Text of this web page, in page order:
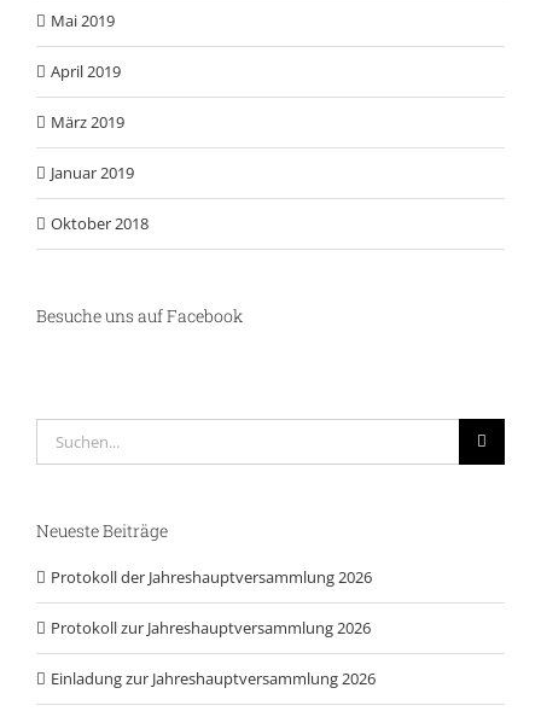
Mai 2019
April 2019
März 2019
Januar 2019
Oktober 2018
Besuche uns auf Facebook
nach:
Neueste Beiträge
Protokoll der Jahreshauptversammlung 2026
Protokoll zur Jahreshauptversammlung 2026
Einladung zur Jahreshauptversammlung 2026